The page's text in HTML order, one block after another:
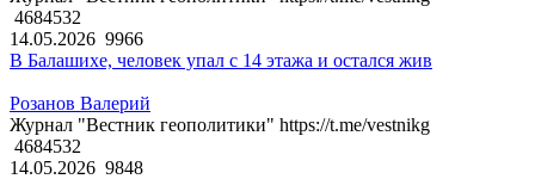
4684532
14.05.2026 9966
В Балашихе, человек упал с 14 этажа и остался жив
Розанов Валерий
Журнал "Вестник геополитики" https://t.me/vestnikg
4684532
14.05.2026 9848